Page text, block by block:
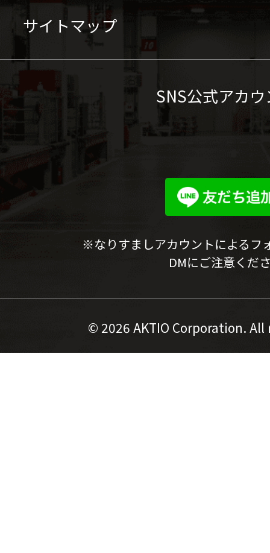
サイトマップ
SNS公式アカ
※なりすましアカウントによるフ
DMにご注意くだ
© 2026 AKTIO Corporation.